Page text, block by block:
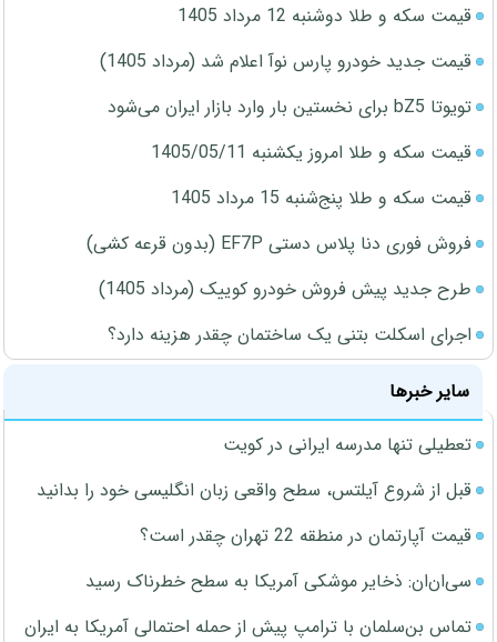
قیمت سکه و طلا دوشنبه 12 مرداد 1405
قیمت جدید خودرو پارس نوآ اعلام شد (مرداد 1405)
تویوتا bZ5 برای نخستین بار وارد بازار ایران می‌شود
قیمت سکه و طلا امروز یکشنبه 1405/05/11
قیمت سکه و طلا پنج‌شنبه 15 مرداد 1405
فروش فوری دنا پلاس دستی EF7P (بدون قرعه کشی)
طرح جدید پیش فروش خودرو کوییک (مرداد 1405)
اجرای اسکلت بتنی یک ساختمان چقدر هزینه دارد؟
سایر خبرها
تعطیلی تنها مدرسه ایرانی در کویت
قبل از شروع آیلتس، سطح واقعی زبان انگلیسی خود را بدانید
قیمت آپارتمان در منطقه 22 تهران چقدر است؟
سی‌ان‌ان: ذخایر موشکی آمریکا به سطح خطرناک رسید
تماس بن‌سلمان با ترامپ پیش از حمله احتمالی آمریکا به ایران